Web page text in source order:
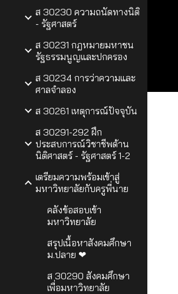
ส 30230 ความถนัดทางนิติ
- รัฐศาสตร์
ส 30231 กฎหมายมหาชน
รัฐธรรมนูญและปกครอง
ส 30234 การว่าความและ
ศาลจำลอง
ส 30261 เหตุการณ์ปัจจุบัน
ส 30291-292 ฝึก
ประสบการณ์วิชาชีพด้าน
นิติศาสตร์ - รัฐศาสตร์ 1-2
เตรียมความพร้อมเข้าสู่
มหาวิทยาลัยกับครูพี่นาย
คลังข้อสอบเข้า
มหาวิทยาลัย
สรุปเนื้อหาสังคมศึกษา
ม.ปลาย ❤
ส 30290 สังคมศึกษา
เพื่อมหาวิทยาลัย